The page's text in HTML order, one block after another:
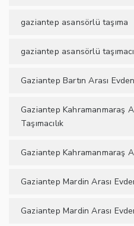
gaziantep asansörlü taşıma
gaziantep asansörlü
Gaziantep Bartın Arası
Gaziantep Kahramanmaraş
Taşımacılık
Gaziantep Kahramanmaraş
Gaziantep Mardin Arası
Gaziantep Mardin Arası